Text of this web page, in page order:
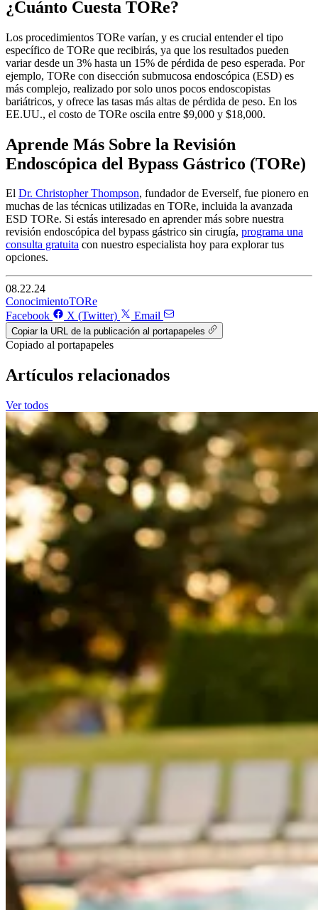
¿Cuánto Cuesta TORe?
Los procedimientos TORe varían, y es crucial entender el tipo
específico de TORe que recibirás, ya que los resultados pueden
variar desde un 3% hasta un 15% de pérdida de peso esperada. Por
ejemplo, TORe con disección submucosa endoscópica (ESD) es
más complejo, realizado por solo unos pocos endoscopistas
bariátricos, y ofrece las tasas más altas de pérdida de peso. En los
EE.UU., el costo de TORe oscila entre $9,000 y $18,000.
Aprende Más Sobre la Revisión
Endoscópica del Bypass Gástrico (TORe)
El Dr. Christopher Thompson, fundador de Everself, fue pionero en
muchas de las técnicas utilizadas en TORe, incluida la avanzada
ESD TORe. Si estás interesado en aprender más sobre nuestra
revisión endoscópica del bypass gástrico sin cirugía, programa una
consulta gratuita con nuestro especialista hoy para explorar tus
opciones.
08.22.24
ConocimientoTORe
Facebook
X (Twitter) Email
Copiar la URL de la publicación al portapapeles
Copiado al portapapeles
Artículos relacionados
Ver todos